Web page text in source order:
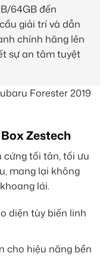
64GB đến
giải trí và dẫn
chính hãng lên
sự an tâm tuyệt
Zestech
cứng tối tân, tối ưu
mang lại không
lái.
diện tùy biến linh
cho hiệu năng bền